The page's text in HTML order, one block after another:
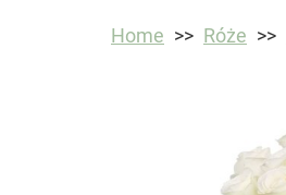
Home Róże